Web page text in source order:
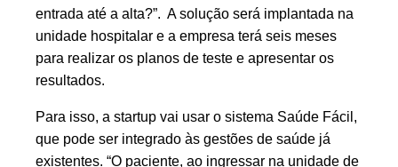
entrada até a alta?”. A solução será implantada na
unidade hospitalar e a empresa terá seis meses
para realizar os planos de teste e apresentar os
resultados.
Para isso, a startup vai usar o sistema Saúde Fácil,
que pode ser integrado às gestões de saúde já
existentes. “O paciente, ao ingressar na unidade de